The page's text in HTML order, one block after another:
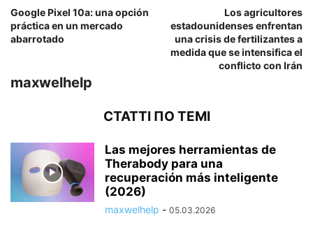
Google Pixel 10a: una opción
práctica en un mercado
abarrotado
Los agricultores
estadounidenses enfrentan
una crisis de fertilizantes a
medida que se intensifica el
conflicto con Irán
maxwelhelp
СТАТТІ ПО ТЕМІ
Las mejores herramientas de
Therabody para una
recuperación más inteligente
(2026)
maxwelhelp - 05.03.2026